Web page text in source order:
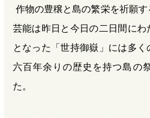
作物の豊穣と島の繁栄を祈願
芸能は昨日と今日の二日間に
となった「世持御嶽」には多く
六百年余りの歴史を持つ島の
た。